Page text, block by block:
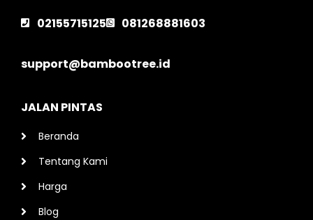
02155715125 081268881603
support@bambootree.id
JALAN PINTAS
Beranda
Tentang Kami
Harga
Blog